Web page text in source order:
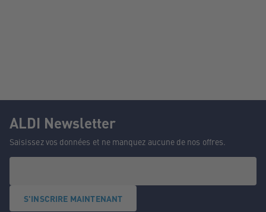
ALDI Newsletter
Saisissez vos données et ne manquez aucune de nos offres.
S'INSCRIRE MAINTENANT